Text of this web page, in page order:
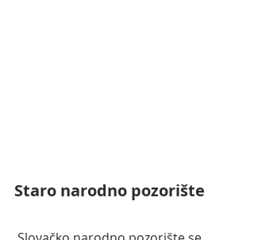
Staro narodno pozorište